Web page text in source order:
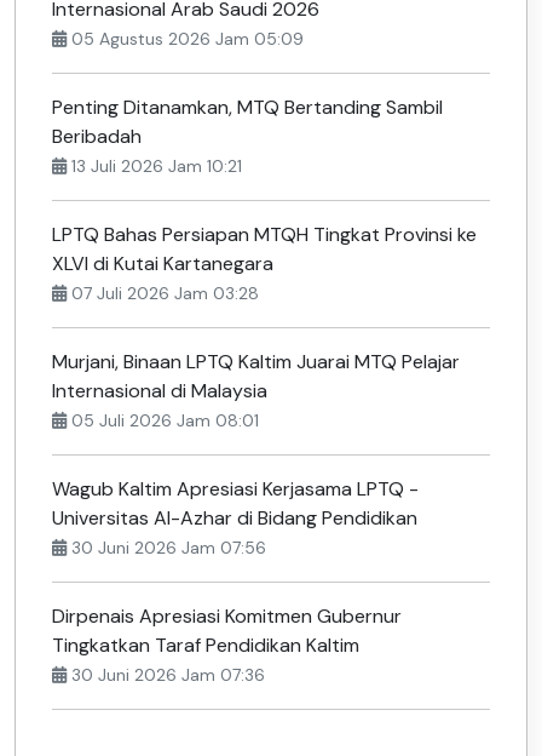
Internasional Arab Saudi 2026
05 Agustus 2026 Jam 05:09
Penting Ditanamkan, MTQ Bertanding Sambil
Beribadah
13 Juli 2026 Jam 10:21
LPTQ Bahas Persiapan MTQH Tingkat Provinsi ke
XLVI di Kutai Kartanegara
07 Juli 2026 Jam 03:28
Murjani, Binaan LPTQ Kaltim Juarai MTQ Pelajar
Internasional di Malaysia
05 Juli 2026 Jam 08:01
Wagub Kaltim Apresiasi Kerjasama LPTQ -
Universitas Al-Azhar di Bidang Pendidikan
30 Juni 2026 Jam 07:56
Dirpenais Apresiasi Komitmen Gubernur
Tingkatkan Taraf Pendidikan Kaltim
30 Juni 2026 Jam 07:36